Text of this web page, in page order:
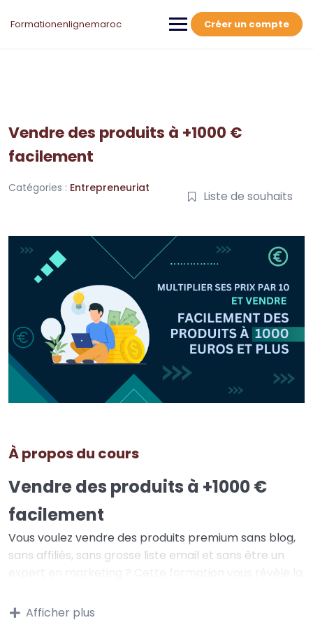
Formationenlignemaroc Créer un compte
Vendre des produits à +1000 €
facilement
Catégories : Entrepreneuriat
Liste de souhaits
À propos du cours
Vendre des produits à +1000 €
facilement
Vous voulez vendre des produits premium sans blog,
sans affiliés, sans grosse liste email et sans être un
de gamme, en augmentant significativement vos
Afficher plus